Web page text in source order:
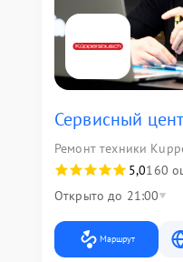
Сервисный
Ремонт техники
5,0160
Открыто до 21:00
Маршрут